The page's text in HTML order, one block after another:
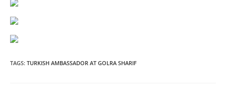
TAGS: TURKISH AMBASSADOR AT GOLRA SHARIF